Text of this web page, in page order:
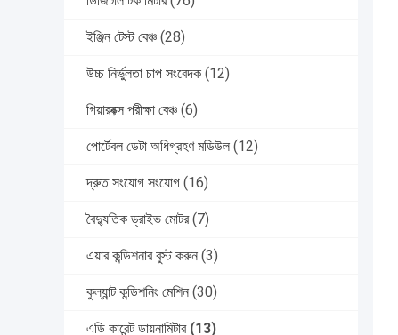
ইঞ্জিন টেস্ট বেঞ্চ (28)
উচ্চ নির্ভুলতা চাপ সংবেদক (12)
গিয়ারবক্স পরীক্ষা বেঞ্চ (6)
পোর্টেবল ডেটা অধিগ্রহণ মডিউল (12)
দ্রুত সংযোগ সংযোগ (16)
বৈদ্যুতিক ড্রাইভ মোটর (7)
এয়ার কন্ডিশনার বুস্ট করুন (3)
কুল্যান্ট কন্ডিশনিং মেশিন (30)
এডি কারেন্ট ডায়নামিটার (13)